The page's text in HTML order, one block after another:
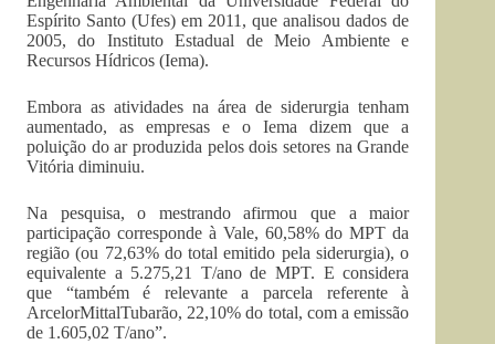
Espírito Santo (Ufes) em 2011, que analisou dados de
2005, do Instituto Estadual de Meio Ambiente e
Recursos Hídricos (Iema).
Embora as atividades na área de siderurgia tenham
aumentado, as empresas e oIemadizem que a
poluição do ar produzida pelos dois setores na Grande
Vitória diminuiu.
Na pesquisa, o mestrando afirmou que a maior
participação corresponde à Vale, 60,58% doMPT da
região (ou 72,63% do total emitido pela siderurgia), o
equivalente a 5.275,21 T/ano deMPT. E considera
que “também é relevante a parcela referente à
ArcelorMittalTubarão, 22,10% do total, com a emissão
de 1.605,02 T/ano”.